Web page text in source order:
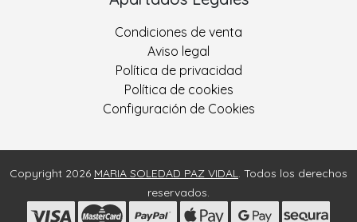
Condiciones de venta
Aviso legal
Política de privacidad
Política de cookies
Configuración de Cookies
Copyright 2026 MARIA SOLEDAD PAZ VIDAL
. Todos los derechos
reservados.